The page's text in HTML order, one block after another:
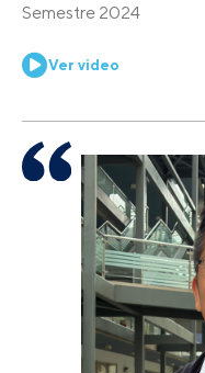
Semestre 2024
Ver video